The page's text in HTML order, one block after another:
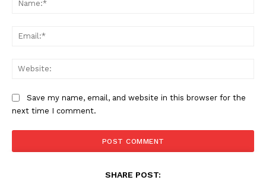
Save my name, email, and website in this browser for the
next time I comment.
SHARE POST: